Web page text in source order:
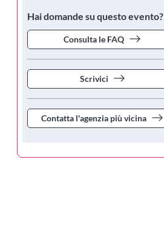
Hai domande su questo evento?
Consulta le FAQ
Scrivici
Contatta l'agenzia più vicina